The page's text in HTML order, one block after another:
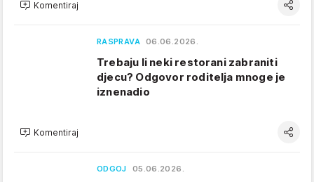
Komentiraj
RASPRAVA 06.06.2026.
Trebaju li neki restorani zabraniti
djecu? Odgovor roditelja mnoge je
iznenadio
Komentiraj
ODGOJ 05.06.2026.